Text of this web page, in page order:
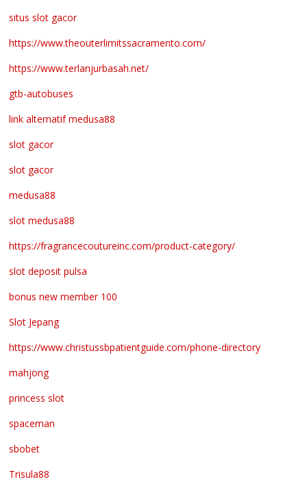
situs slot gacor
https://www.theouterlimitssacramento.com/
https://www.terlanjurbasah.net/
gtb-autobuses
link alternatif medusa88
slot gacor
slot gacor
medusa88
slot medusa88
https://fragrancecoutureinc.com/product-category/
slot deposit pulsa
bonus new member 100
Slot Jepang
https://www.christussbpatientguide.com/phone-directory
mahjong
princess slot
spaceman
sbobet
Trisula88